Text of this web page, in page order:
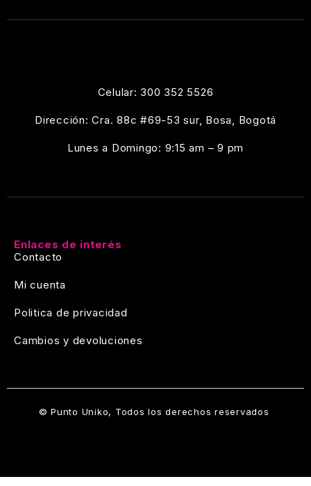
Celular: 300 352 5526
Dirección: Cra. 88c #69-53 sur, Bosa, Bogotá
Lunes a Domingo: 9:15 am – 9 pm
Enlaces de interés
Contacto
Mi cuenta
Politica de privacidad
Cambios y devoluciones
© Punto Uniko, Todos los derechos reservados